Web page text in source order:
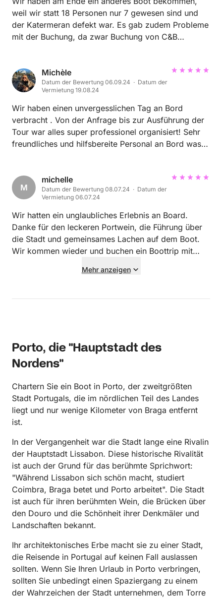
weil wir statt 18 Personen nur 7 gewesen sind und
der Katermeran defekt war. Es gab zudem Probleme
mit der Buchung, da zwar Buchung von C&B
noch gelöst. Das neue kleine Boot war super. Die
Crew war super und hat alle unsere Wünsche erfüllt.
Für das schlechte Wetter können sie nichts.
Michèle
Datum der Bewertung 06.09.24 · Datum der
Vermietung 19.08.24
Wir haben einen unvergesslichen Tag an Bord
verbracht . Von der Anfrage bis zur Ausführung der
Tour war alles super professionel organisiert! Sehr
freundliches und hilfsbereite Personal an Bord was
M
michelle
Datum der Bewertung 08.07.24 · Datum der
Vermietung 06.07.24
Wir hatten ein unglaubliches Erlebnis an Board.
Danke für den leckeren Portwein, die Führung über
die Stadt und gemeinsames Lachen auf dem Boot.
Wir kommen wieder und buchen ein Boottrip mit
Mehr anzeigen
Porto, die "Hauptstadt des
Nordens"
Chartern Sie ein Boot in Porto, der zweitgrößten
Stadt Portugals, die im nördlichen Teil des Landes
liegt und nur wenige Kilometer von Braga entfernt
ist.
In der Vergangenheit war die Stadt lange eine Rivalin
der Hauptstadt Lissabon. Diese historische Rivalität
ist auch der Grund für das berühmte Sprichwort:
"Während Lissabon sich schön macht, studiert
Coimbra, Braga betet und Porto arbeitet". Die Stadt
ist auch für ihren berühmten Wein, die Brücken über
den Douro und die Schönheit ihrer Denkmäler und
Landschaften bekannt.
Ihr architektonisches Erbe macht sie zu einer Stadt,
die Reisende in Portugal auf keinen Fall auslassen
sollten. Wenn Sie Ihren Urlaub in Porto verbringen,
sollten Sie unbedingt einen Spaziergang zu einem
der Wahrzeichen der Stadt unternehmen, dem Torre